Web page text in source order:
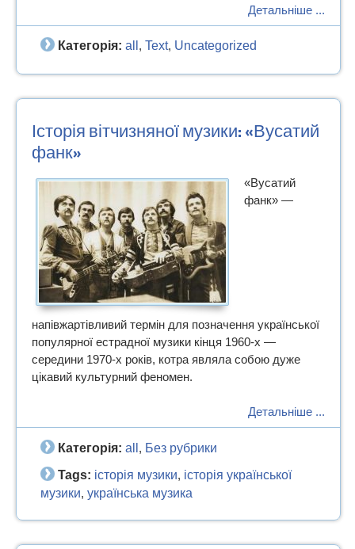
Детальніше ...
Категорія: all, Text, Uncategorized
Історія вітчизняної музики: «Вусатий
фанк»
«Вусатий
фанк» —
напівжартівливий термін для позначення української
популярної естрадної музики кінця 1960-х —
середини 1970-х років, котра являла собою дуже
цікавий культурний феномен.
Детальніше ...
Категорія: all, Без рубрики
Tags: історія музики, історія української
музики, українська музика